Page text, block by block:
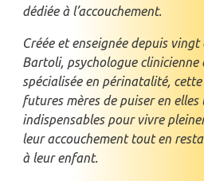
dédiée à l’accouchement.
Créée et enseignée depuis
Bartoli, psychologue
spécialisée en périnatalité,
futures mères de puiser en elles
indispensables pour vivre
leur accouchement tout en
à leur enfant.